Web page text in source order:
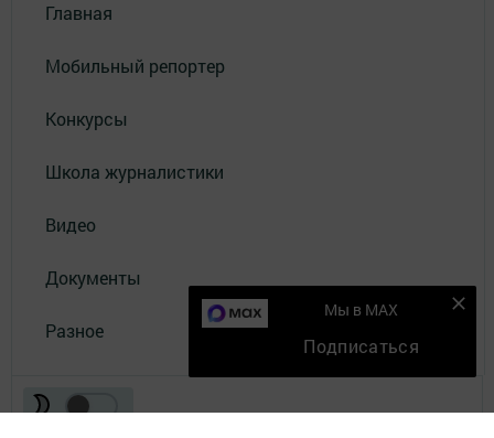
Главная
Мобильный репортер
Конкурсы
Школа журналистики
Видео
Документы
Разное
Мы в MAX
Подписаться